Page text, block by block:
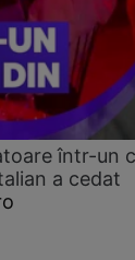
într-un
a cedat